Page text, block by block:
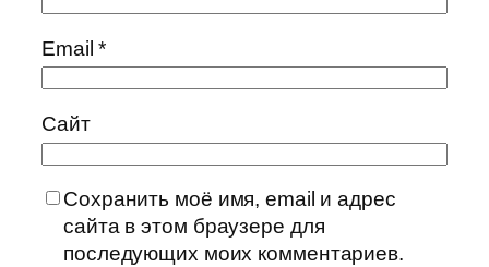
Email*
Сайт
Сохранить моё имя, email и адрес
сайта в этом браузере для
последующих моих комментариев.